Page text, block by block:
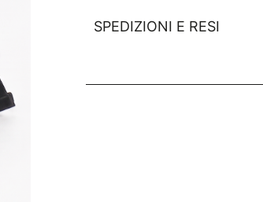
SPEDIZIONI E RESI